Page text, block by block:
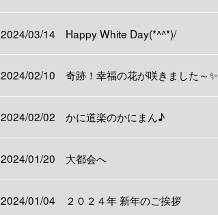
2024/03/14 Happy White Day(*^^*)/
2024/02/10 奇跡！幸福の花が咲きました～✨
2024/02/02 かに道楽のかにまん♪
2024/01/20 大都会へ
2024/01/04 ２０２４年 新年のご挨拶